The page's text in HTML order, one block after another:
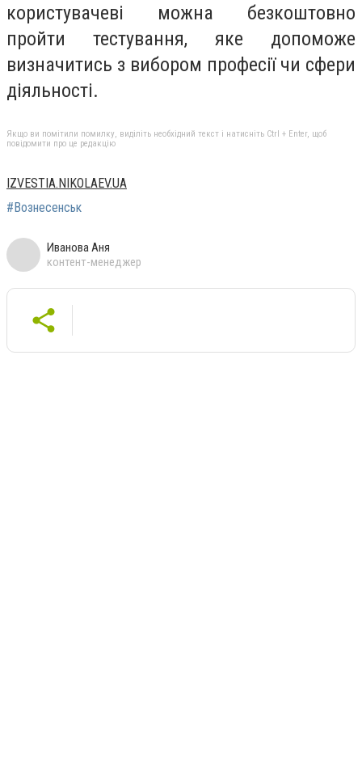
користувачеві можна безкоштовно
пройти тестування, яке допоможе
визначитись з вибором професії чи сфери
діяльності.
Якщо ви помітили помилку, виділіть необхідний текст і натисніть Ctrl + Enter, щоб
повідомити про це редакцію
IZVESTIA.NIKOLAEV.UA
#Вознесенськ
Иванова Аня
контент-менеджер